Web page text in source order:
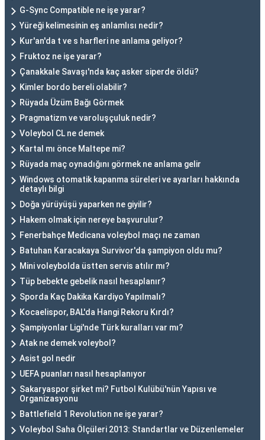
G-Sync Compatible ne işe yarar?
Yüreği kelimesinin eş anlamlısı nedir?
Kur'an'da t ve s harfleri ne anlama geliyor?
Fruktoz ne işe yarar?
Çanakkale Savaşı'nda kaç asker siperde öldü?
Kimler bordo bereli olabilir?
Rüyada Üzüm Bağı Görmek
Pragmatizm ve varoluşçuluk nedir?
Voleybol CL ne demek
Kartal mı önce Maltepe mi?
Rüyada maç oynadığını görmek ne anlama gelir
Windows otomatik kapanma süreleri ve ayarları hakkında
detaylı bilgi
Doğa yürüyüşü yaparken ne giyilir?
Hakem olmak için nereye başvurulur?
Fenerbahçe Medicana voleybol maçı ne zaman
Batuhan Karacakaya Survivor'da şampiyon oldu mu?
Mini voleybolda üstten servis atılır mı?
Tüp bebekte gebelik nasıl hesaplanır?
Sporda Kaç Dakika Kardiyo Yapılmalı?
Kocaelispor, BAL'da Hangi Rekoru Kırdı?
Şampiyonlar Ligi'nde Türk kuralları var mı?
Atak ne demek voleybol?
Asist gol nedir
UEFA puanları nasıl hesaplanıyor
Sakaryaspor şirket mi? Futbol Kulübü'nün Yapısı ve
Organizasyonu
Battlefield 1 Revolution ne işe yarar?
Voleybol Saha Ölçüleri 2013: Standartlar ve Düzenlemeler